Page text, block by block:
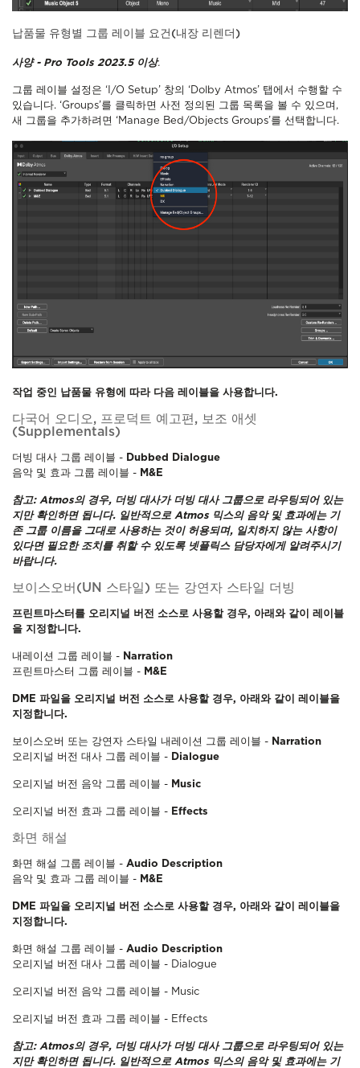
납품물 유형별 그룹 레이블 요건(내장 리렌더)
사양 - Pro Tools 2023.5 이상.
그룹 레이블 설정은 ‘I/O Setup’ 창의 ‘Dolby Atmos’ 탭에서 수행할 수
있습니다. ‘Groups’를 클릭하면 사전 정의된 그룹 목록을 볼 수 있으며,
새 그룹을 추가하려면 ‘Manage Bed/Objects Groups’를 선택합니다.
작업 중인 납품물 유형에 따라 다음 레이블을 사용합니다.
다국어 오디오, 프로덕트 예고편, 보조 애셋
(Supplementals)
더빙 대사 그룹 레이블 - Dubbed Dialogue
음악 및 효과 그룹 레이블 - M&E
참고: Atmos의 경우, 더빙 대사가 더빙 대사 그룹으로 라우팅되어 있는
지만 확인하면 됩니다. 일반적으로 Atmos 믹스의 음악 및 효과에는 기
존 그룹 이름을 그대로 사용하는 것이 허용되며, 일치하지 않는 사항이
있다면 필요한 조치를 취할 수 있도록 넷플릭스 담당자에게 알려주시기
바랍니다.
보이스오버(UN 스타일) 또는 강연자 스타일 더빙
프린트마스터를 오리지널 버전 소스로 사용할 경우, 아래와 같이 레이블
을 지정합니다.
내레이션 그룹 레이블 - Narration
프린트마스터 그룹 레이블 - M&E
DME 파일을 오리지널 버전 소스로 사용할 경우, 아래와 같이 레이블을
지정합니다.
보이스오버 또는 강연자 스타일 내레이션 그룹 레이블 - Narration
오리지널 버전 대사 그룹 레이블 - Dialogue
오리지널 버전 음악 그룹 레이블 - Music
오리지널 버전 효과 그룹 레이블 - Effects
화면 해설
화면 해설 그룹 레이블 - Audio Description
음악 및 효과 그룹 레이블 - M&E
DME 파일을 오리지널 버전 소스로 사용할 경우, 아래와 같이 레이블을
지정합니다.
화면 해설 그룹 레이블 - Audio Description
오리지널 버전 대사 그룹 레이블 - Dialogue
오리지널 버전 음악 그룹 레이블 - Music
오리지널 버전 효과 그룹 레이블 - Effects
참고: Atmos의 경우, 더빙 대사가 더빙 대사 그룹으로 라우팅되어 있는
지만 확인하면 됩니다. 일반적으로 Atmos 믹스의 음악 및 효과에는 기